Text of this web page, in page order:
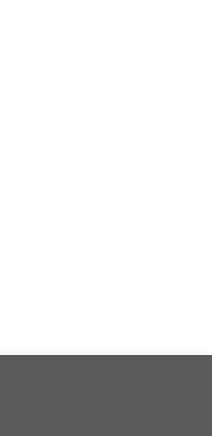
ลาสติก ผ้ายืดพันเคล็ด 2 นิ้